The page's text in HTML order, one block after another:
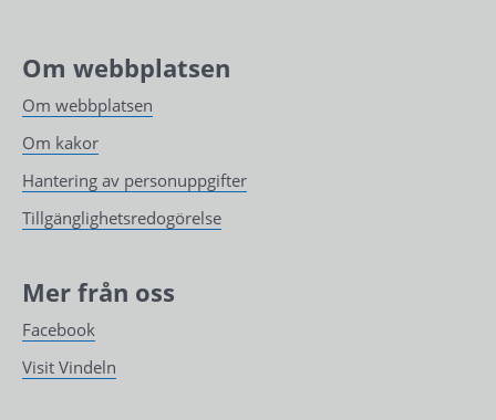
Om webbplatsen
Om webbplatsen
Om kakor
Hantering av personuppgifter
Tillgänglighetsredogörelse
Mer från oss
Facebook
Visit Vindeln